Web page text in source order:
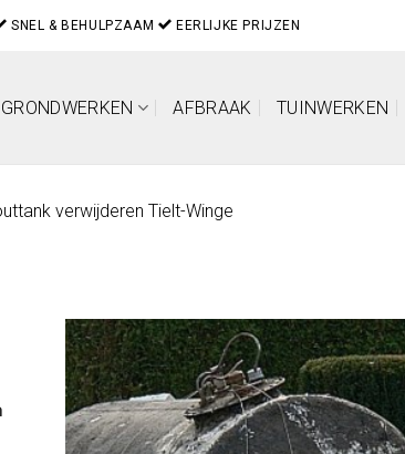
SNEL & BEHULPZAAM EERLIJKE PRIJZEN
GRONDWERKEN AFBRAAK TUINWERKEN
verwijderen Tielt-Winge